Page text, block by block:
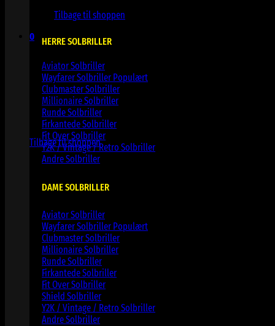
Tilbage til shoppen
0
Kurv
Ingen varer i kurven.
Tilbage til shoppen
HERRE SOLBRILLER
Aviator Solbriller
Wayfarer Solbriller
Clubmaster Solbriller
Millionaire Solbriller
Runde Solbriller
Firkantede Solbriller
Fit Over Solbriller
Y2K / Vintage / Retro Solbriller
Andre Solbriller
DAME SOLBRILLER
Aviator Solbriller
Wayfarer Solbriller
Clubmaster Solbriller
Millionaire Solbriller
Runde Solbriller
Firkantede Solbriller
Fit Over Solbriller
Shield Solbriller
Y2K / Vintage / Retro Solbriller
Andre Solbriller